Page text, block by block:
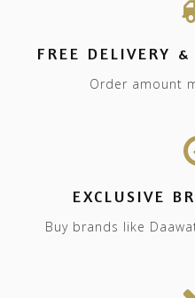
FREE DELIVERY
Order amount
EXCLUSIVE
Buy brands like